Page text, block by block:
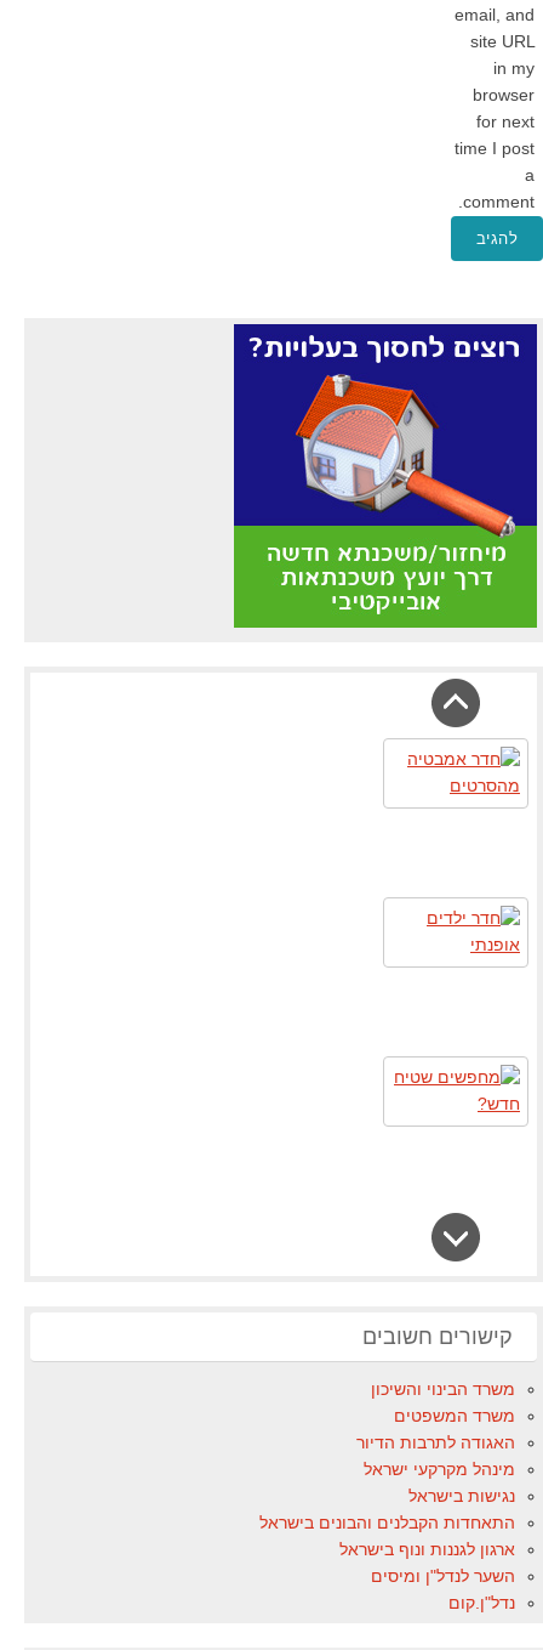
email, and
site URL
in my
browser
for next
time I post
a
comment.
קישורים חשובים
משרד הבינוי והשיכון
משרד המשפטים
האגודה לתרבות הדיור
מינהל מקרקעי ישראל
נגישות בישראל
התאחדות הקבלנים והבונים בישראל
ארגון לגננות ונוף בישראל
השער לנדל"ן ומיסים
נדל"ן.קום